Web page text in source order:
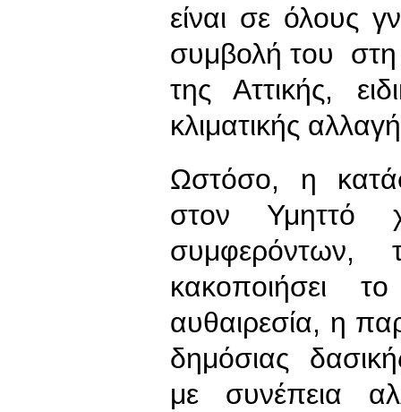
είναι σε όλους
συμβολή του στη
της Αττικής,
κλιματικής
Ωστόσο, η
στον Υμηττό
κακοποιήσει
αυθαιρεσία, η
δημόσιας
με συνέπεια